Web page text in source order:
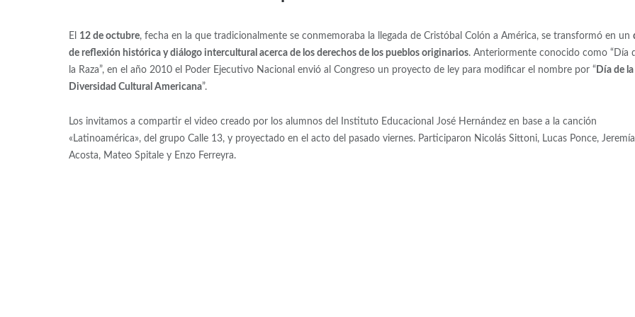
El 12 de octubre, fecha en la que tradicionalmente se conmemoraba la llegada de Cristóbal Colón a América, se transformó en un
de reflexión histórica y diálogo intercultural acerca de los derechos de los pueblos originarios. Anteriormente conocido como “Día
la Raza”, en el año 2010 el Poder Ejecutivo Nacional envió al Congreso un proyecto de ley para modificar el nombre por “ Día de la
Diversidad Cultural Americana”.
Los invitamos a compartir el video creado por los alumnos del Instituto Educacional José Hernández en base a la canción
«Latinoamérica», del grupo Calle 13, y proyectado en el acto del pasado viernes. Participaron Nicolás Sittoni, Lucas Ponce,
Acosta, Mateo Spitale y Enzo Ferreyra.